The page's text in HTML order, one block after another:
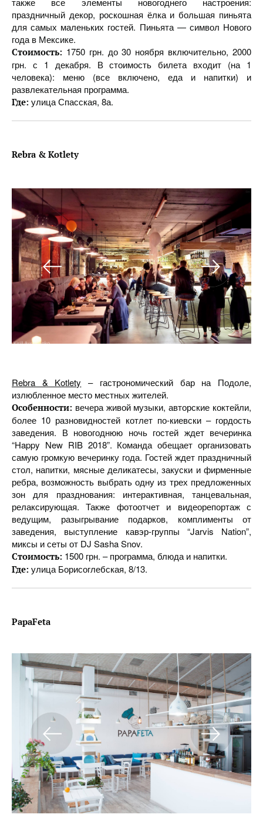
праздничный декор, роскошная ёлка и большая пиньята
для самых маленьких гостей. Пиньята — символ Нового
года в Мексике.
Стоимость: 1750 грн. до 30 ноября включительно, 2000
грн. с 1 декабря. В стоимость билета входит (на 1
человека): меню (все включено, еда и напитки) и
развлекательная программа.
Где: улица Спасская, 8а.
Rebra & Kotlety
Rebra & Kotlety – гастрономический бар на Подоле,
излюбленное место местных жителей.
Особенности: вечера живой музыки, авторские коктейли,
более 10 разновидностей котлет по-киевски – гордость
заведения. В новогоднюю ночь гостей ждет вечеринка
“Happy New RIB 2018”. Команда обещает организовать
самую громкую вечеринку года. Гостей ждет праздничный
стол, напитки, мясные деликатесы, закуски и фирменные
ребра, возможность выбрать одну из трех предложенных
зон для празднования: интерактивная, танцевальная,
релаксирующая. Также фотоотчет и видеорепортаж с
ведущим, разыгрывание подарков, комплименты от
заведения, выступление кавэр-группы “Jarvis Nation”,
миксы и сеты от DJ Sasha Snov.
Стоимость: 1500 грн. – программа, блюда и напитки.
Где: улица Борисоглебская, 8/13.
PapaFeta